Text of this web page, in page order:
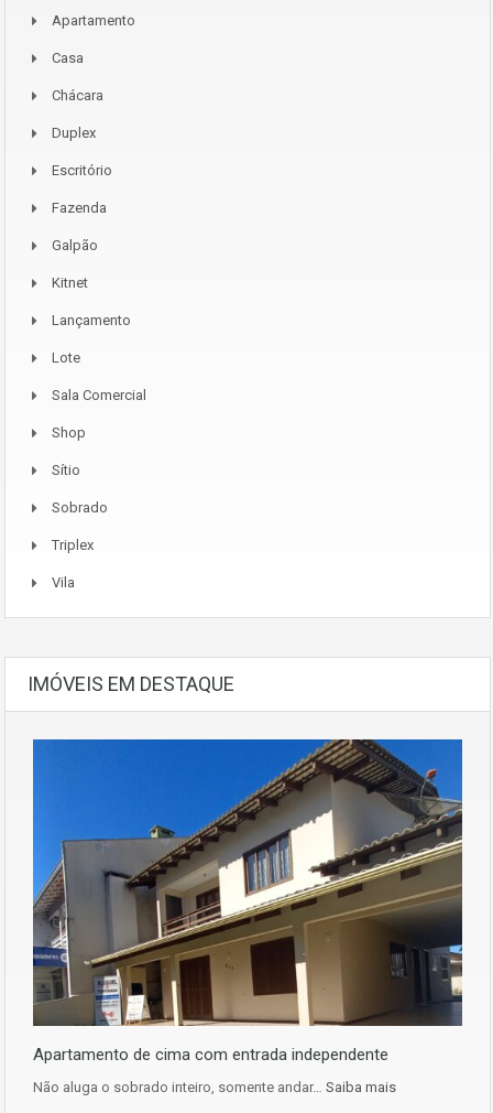
Apartamento
Casa
Chácara
Duplex
Escritório
Fazenda
Galpão
Kitnet
Lançamento
Lote
Sala Comercial
Shop
Sítio
Sobrado
Triplex
Vila
IMÓVEIS EM DESTAQUE
Apartamento de cima com entrada independente
Não aluga o sobrado inteiro, somente andar… Saiba mais